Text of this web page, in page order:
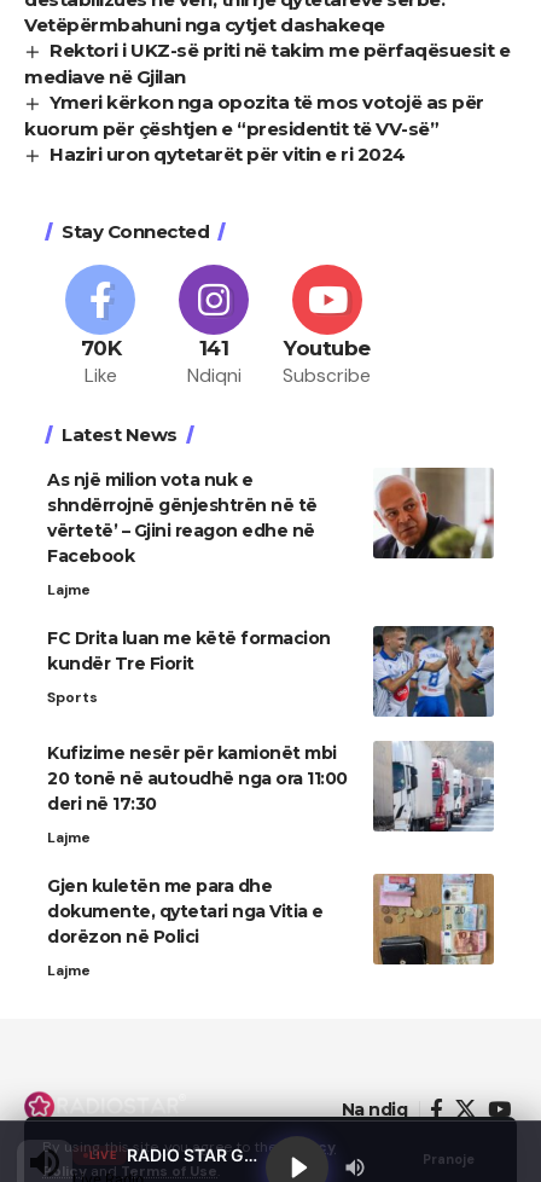
By using this site, you agree to the Privacy
Policy and Terms of Use
Pranoje
Vetëpërmbahuni nga cytjet dashakeqe
Rektori i UKZ-së priti në takim me përfaqësuesit e
mediave në Gjilan
Ymeri kërkon nga opozita të mos votojë as për
kuorum për çështjen e “presidentit të VV-së”
Haziri uron qytetarët për vitin e ri 2024
Stay Connected
70K
Like
141
Ndiqni
Youtube
Subscribe
Latest News
As një milion vota nuk e
shndërrojnë gënjeshtrën në të
vërtetë’ – Gjini reagon edhe në
Facebook
Lajme
FC Drita luan me këtë formacion
kundër Tre Fiorit
Sports
Kufizime nesër për kamionët mbi
20 tonë në autoudhë nga ora 11:00
deri në 17:30
Lajme
Gjen kuletën me para dhe
dokumente, qytetari nga Vitia e
dorëzon në Polici
Lajme
Na ndiq
LIVE RADIO STAR GJILAN